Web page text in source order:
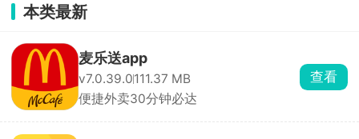
本类最新
麦乐送app
v7.0.39.0111.37 MB
便捷外卖30分钟必达
查看